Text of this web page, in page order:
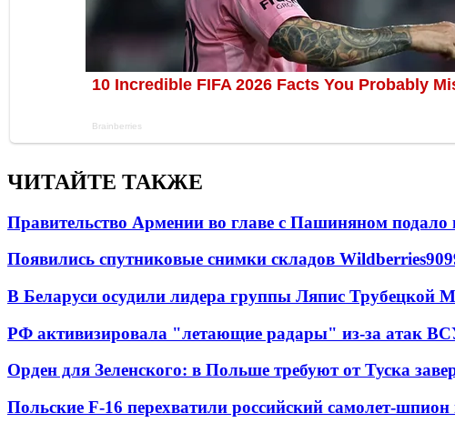
ЧИТАЙТЕ ТАКЖЕ
Правительство Армении во главе с Пашиняном подало
Появились спутниковые снимки складов Wildberries
В Беларуси осудили лидера группы Ляпис Трубецкой
РФ активизировала "летающие радары" из-за атак
Орден для Зеленского: в Польше требуют от Туска
Польские F-16 перехватили российский самолет-